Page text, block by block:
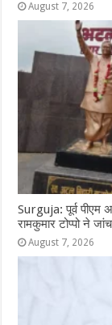
August 7, 2026
Surguja: पूर्व पीएम
रामकुमार टोप्पो ने
August 7, 2026